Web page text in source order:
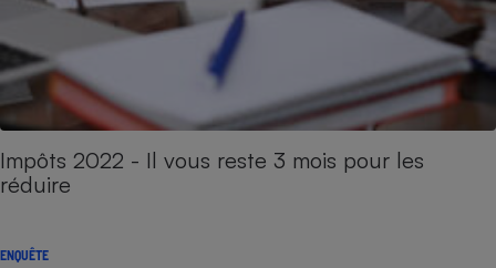
Impôts 2022 - Il vous reste 3 mois pour les
réduire
ENQUÊTE